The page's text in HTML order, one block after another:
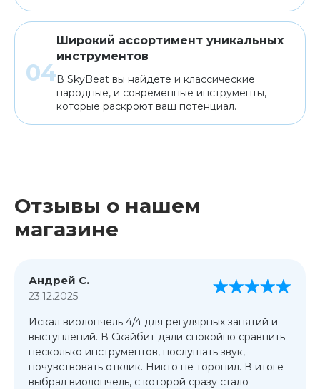
Широкий ассортимент уникальных
инструментов
В SkyBeat вы найдете и классические
народные, и современные инструменты,
которые раскроют ваш потенциал.
Отзывы о нашем
магазине
Андрей С.
23.12.2025
Искал виолончель 4/4 для регулярных занятий и
выступлений. В Скайбит дали спокойно сравнить
несколько инструментов, послушать звук,
почувствовать отклик. Никто не торопил. В итоге
выбрал виолончель, с которой сразу стало